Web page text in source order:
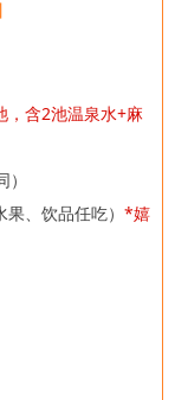
，含2池温泉水+麻
、饮品任吃） *嬉